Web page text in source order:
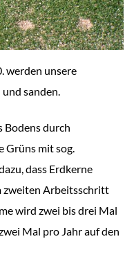
werden unsere
sanden.
Bodens durch
Grüns mit sog.
dass Erdkerne
zweiten Arbeitsschritt
wird zwei bis drei Mal
Mal pro Jahr auf den